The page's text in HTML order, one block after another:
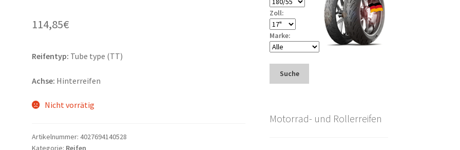
114,85€
Reifentyp: Tube type (TT)
Achse: Hinterreifen
Nicht vorrätig
Artikelnummer:4027694140528
Kategorie: Reifen
Zoll:
Marke:
Suche
Motorrad- und Rollerreifen